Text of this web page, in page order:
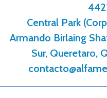
Central Park
Armando Birlaing
Sur, Queretaro,